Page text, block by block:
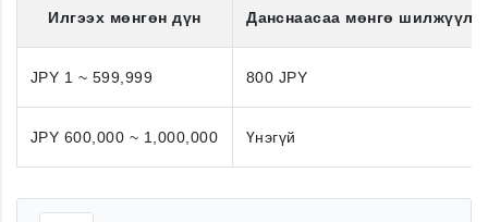
Илгээх мөнгөн дүн Данснаасаа мөнгө
JPY 1 ~ 599,999 800 JPY
JPY 600,000 ~ 1,000,000 Үнэгүй